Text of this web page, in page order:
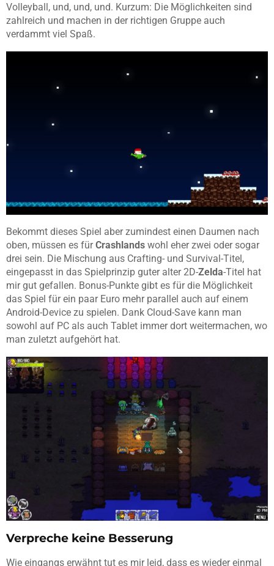
Volleyball, und, und, und. Kurzum: Die Möglichkeiten sind
zahlreich und machen in der richtigen Gruppe auch
verdammt viel Spaß.
Bekommt dieses Spiel aber zumindest einen Daumen nach
oben, müssen es fürCrashlands wohl eher zwei oder sogar
drei sein. Die Mischung aus Crafting- und Survival-Titel,
eingepasst in das Spielprinzip guter alter 2D-Zelda-Titel hat
mir gut gefallen. Bonus-Punkte gibt es für die Möglichkeit
das Spiel für ein paar Euro mehr parallel auch auf einem
Android-Device zu spielen. Dank Cloud-Save kann man
sowohl auf PC als auch Tablet immer dort weitermachen, wo
man zuletzt aufgehört hat.
Verpreche keine Besserung
Wie eingangs erwähnt tut es mir leid, dass es wieder einmal